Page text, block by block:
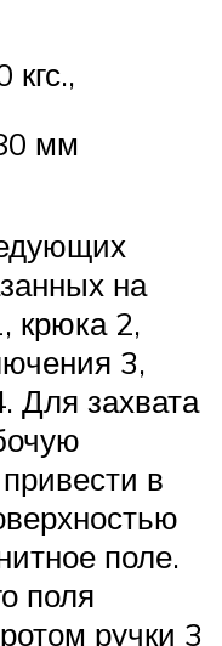
мм
на
крюка 2,
3,
Для захвата
в
поле.
поля
ручки 3